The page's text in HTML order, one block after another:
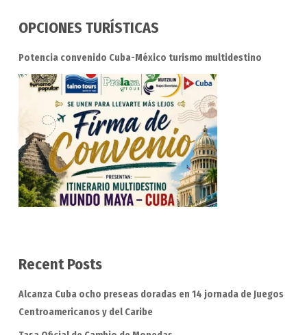
OPCIONES TURÍSTICAS
Potencia convenido Cuba-México turismo multidestino
Recent Posts
Alcanza Cuba ocho preseas doradas en 14 jornada de Juegos
Centroamericanos y del Caribe